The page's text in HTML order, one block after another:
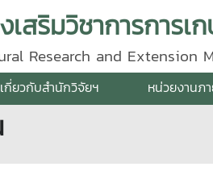
เสริมวิชาการการ
Research and Extension
เกี่ยวกับสำนักวิจัยฯ หน่วยงานภ